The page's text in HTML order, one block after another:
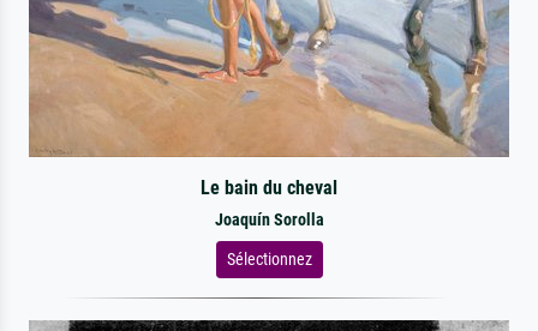
Le bain du cheval
Joaquín Sorolla
Sélectionnez